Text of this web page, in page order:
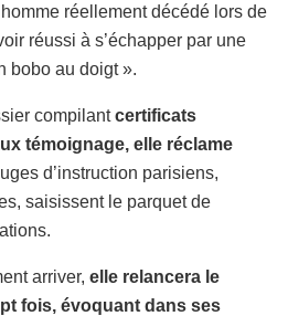
réellement décédé lors de
réussi à s’échapper par une
bobo au doigt ».
compilantcertificats
témoignage, elle réclame
d’instruction parisiens,
saisissent le parquet de
arriver, elle relancera le
fois, évoquant dans ses